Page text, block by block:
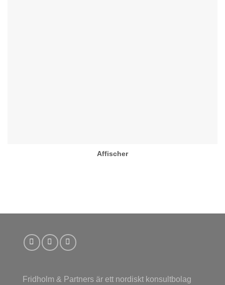
Affischer
Fridholm & Partners är ett nordiskt konsultbolag